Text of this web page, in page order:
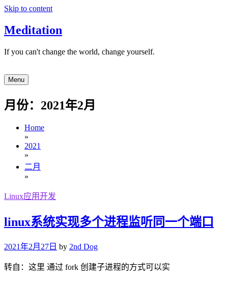
Skip to content
Meditation
If you can't change the world, change yourself.
Menu
月份：2021年2月
Home
»
2021
»
二月
»
Linux应用开发
linux系统实现多个进程监听同一个端口
2021年2月27日 by 2nd Dog
转自：这里 通过 fork 创建子进程的方式可以实